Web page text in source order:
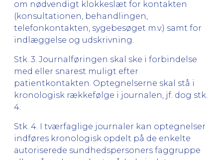
om nødvendigt klokkeslæt for kontakten
(konsultationen, behandlingen,
telefonkontakten, sygebesøget m.v.) samt for
indlæggelse og udskrivning.
Stk. 3. Journalføringen skal ske i forbindelse
med eller snarest muligt efter
patientkontakten. Optegnelserne skal stå i
kronologisk rækkefølge i journalen, jf. dog stk.
4.
Stk. 4. I tværfaglige journaler kan optegnelser
indføres kronologisk opdelt på de enkelte
autoriserede sundhedspersoners faggruppe